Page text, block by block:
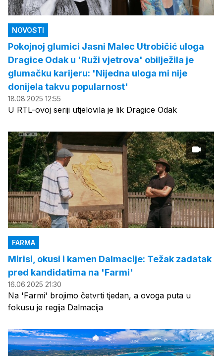
NOVOSTI
Pokojnoj glumici Jasni Malec Utrobičić uloga
Dragice Odak u 'Ruži vjetrova' obilježila je
glumačku karijeru: 'Nijedna uloga mi nije
donijela takvu popularnost'
18.08.2025 12:55
U RTL-ovoj seriji utjelovila je lik Dragice Odak
FARMA
Mirisi, okusi i kamen Dalmacije: Težak zadatak
pred kandidatima na 'Farmi'
16.06.2025 21:30
Na 'Farmi' brojimo četvrti tjedan, a ovoga puta u
fokusu je regija Dalmacija